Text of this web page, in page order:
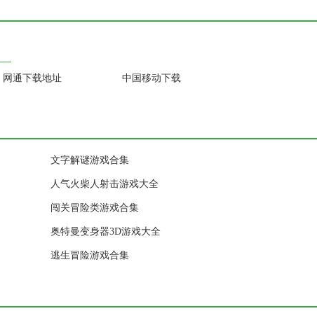
网通下载地址 中国移动下载
文字解谜游戏合集
人气火柴人射击游戏大全
闯关冒险类游戏合集
奥特曼变身器3D游戏大全
逃生冒险游戏合集